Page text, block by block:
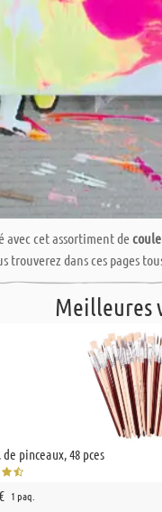
cet assortiment de
trouverez dans ces pages
Meilleures
pinceaux, 48 pces
1 paq.